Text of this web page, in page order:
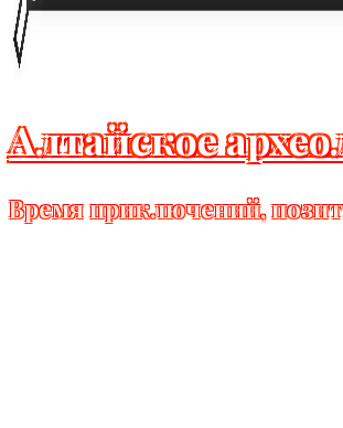
Алтайское
Время приключений,